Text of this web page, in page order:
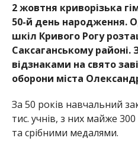
2 жовтня криворізька
50-й день народження.
шкіл Кривого Рогу
Саксаганському районі.
відзнаками на свято
оборони міста
За 50 років навчальний
тис. учнів, з них майже
та срібними медалями.